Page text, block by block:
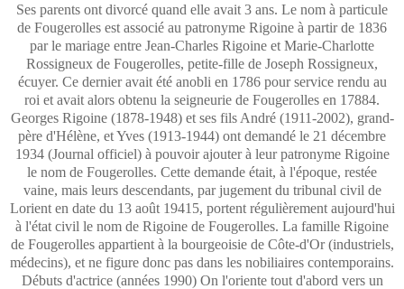
Ses parents ont divorcé quand elle avait 3 ans. Le nom à particule
de Fougerolles est associé au patronyme Rigoine à partir de 1836
par le mariage entre Jean-Charles Rigoine et Marie-Charlotte
Rossigneux de Fougerolles, petite-fille de Joseph Rossigneux,
écuyer. Ce dernier avait été anobli en 1786 pour service rendu au
roi et avait alors obtenu la seigneurie de Fougerolles en 17884.
Georges Rigoine (1878-1948) et ses fils André (1911-2002), grand-
père d'Hélène, et Yves (1913-1944) ont demandé le 21 décembre
1934 (Journal officiel) à pouvoir ajouter à leur patronyme Rigoine
le nom de Fougerolles. Cette demande était, à l'époque, restée
vaine, mais leurs descendants, par jugement du tribunal civil de
Lorient en date du 13 août 19415, portent régulièrement aujourd'hui
à l'état civil le nom de Rigoine de Fougerolles. La famille Rigoine
de Fougerolles appartient à la bourgeoisie de Côte-d'Or (industriels,
médecins), et ne figure donc pas dans les nobiliaires contemporains.
Débuts d'actrice (années 1990) On l'oriente tout d'abord vers un